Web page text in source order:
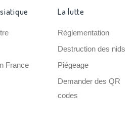
France
La lutte
Réglementation
Destruction des nids
Piégeage
Demander des QR
codes